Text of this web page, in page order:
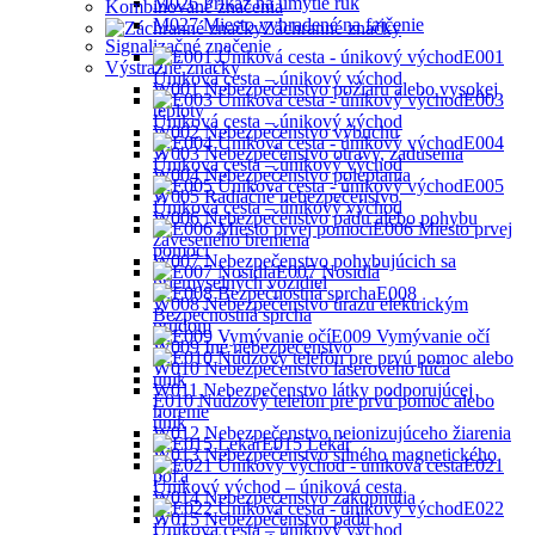
M027 Miesto vyhradené na fajčenie
Signalizačné značenie
Výstražné značky
W001 Nebezpečenstvo požiaru alebo vysokej
teploty
W002 Nebezpečenstvo výbuchu
W003 Nebezpečenstvo otravy, zadusenia
W004 Nebezpečenstvo poleptania
W005 Radiačné nebezpečenstvo
W006 Nebezpečenstvo pádu alebo pohybu
zaveseného bremena
W007 Nebezpečenstvo pohybujúcich sa
priemyselných vozidiel
W008 Nebezpečenstvo úrazu elektrickým
prúdom
W009 Iné nebezpečenstvo
W010 Nebezpečenstvo laserového lúča
W011 Nebezpečenstvo látky podporujúcej
horenie
W012 Nebezpečenstvo neionizujúceho žiarenia
W013 Nebezpečenstvo silného magnetického
poľa
W014 Nebezpečenstvo zakopnutia
W015 Nebezpečenstvo pádu
Kombinované značenia
Záchranné značky
E001
Úniková cesta – únikový východ
E003
Úniková cesta – únikový východ
E004
Úniková cesta – únikový východ
E005
Ůniková cesta – únikový východ
E006 Miesto prvej
pomoci
E007 Nosidlá
E008
Bezpečnostná sprcha
E009 Vymývanie očí
E010 Núdzový telefón pre prvú pomoc alebo
únik
E015 Lekár
E021
Únikový východ – úniková cesta
E022
Úniková cesta – únikový východ